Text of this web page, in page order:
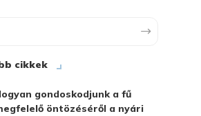
cikkek
gondoskodjunk a fű
öntözéséről a nyári